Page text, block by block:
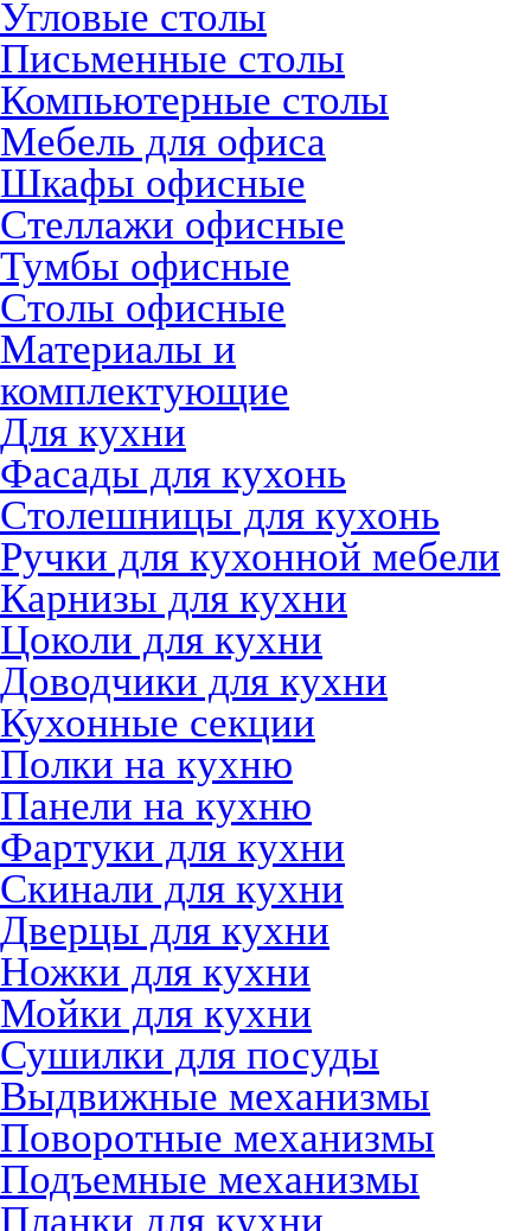
Угловые столы
Письменные столы
Компьютерные столы
Мебель для офиса
Шкафы офисные
Стеллажи офисные
Тумбы офисные
Столы офисные
Материалы и
комплектующие
Для кухни
Фасады для кухонь
Столешницы для кухонь
Ручки для кухонной мебели
Карнизы для кухни
Цоколи для кухни
Доводчики для кухни
Кухонные секции
Полки на кухню
Панели на кухню
Фартуки для кухни
Скинали для кухни
Дверцы для кухни
Ножки для кухни
Мойки для кухни
Сушилки для посуды
Выдвижные механизмы
Поворотные механизмы
Подъемные механизмы
Планки для кухни